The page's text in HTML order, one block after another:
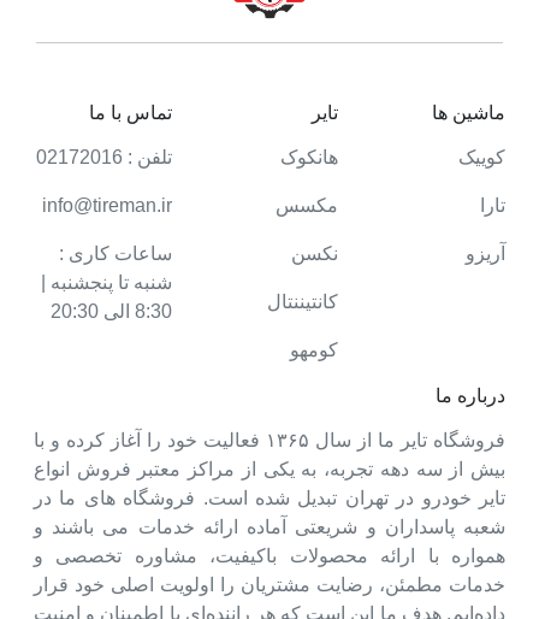
درباره ما
فروشگاه تایر ما از سال ۱۳۶۵ فعالیت خود را آغاز کرده و با
بیش از سه دهه تجربه، به یکی از مراکز معتبر فروش انواع
تایر خودرو در تهران تبدیل شده است. فروشگاه های ما در
شعبه پاسداران و شریعتی آماده ارائه خدمات می باشند و
همواره با ارائه محصولات باکیفیت، مشاوره تخصصی و
خدمات مطمئن، رضایت مشتریان را اولویت اصلی خود قرار
داده‌ایم. هدف ما این است که هر راننده‌ای با اطمینان و امنیت
ماشین ها
کوییک
تارا
آریزو
تایر
هانکوک
مکسس
نکسن
کانتیننتال
کومهو
تماس با ما
تلفن : 02172016
info@tireman.ir
ساعات کاری :
شنبه تا پنجشنبه |
8:30 الی 20:30